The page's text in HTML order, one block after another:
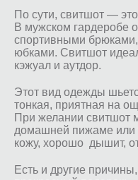
По сути, свитшот —
В мужском гардеробе
спортивными
юбками. Свитшот
кэжуал и аутдор.
Этот вид одежды
тонкая, приятная на
При желании свитшот
домашней пижаме или
кожу, хорошо дышит,
Есть и другие